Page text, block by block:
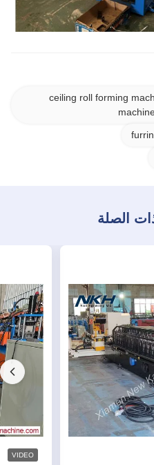
ceiling roll forming
الصلة
VIDEO